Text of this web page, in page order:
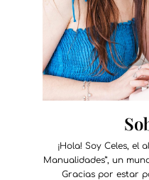
¡Hola! Soy Celes, el
Manualidades”, un
Gracias por estar